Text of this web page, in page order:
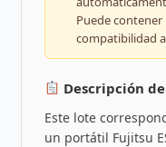
Puede
compatibilidad
Descripción
Este lote
un portátil Fujitsu